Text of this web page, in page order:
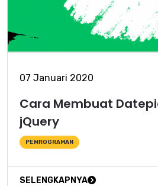
07 Januari 2020
Cara Membuat
jQuery
PEMROGRAMAN
SELENGKAPNYA